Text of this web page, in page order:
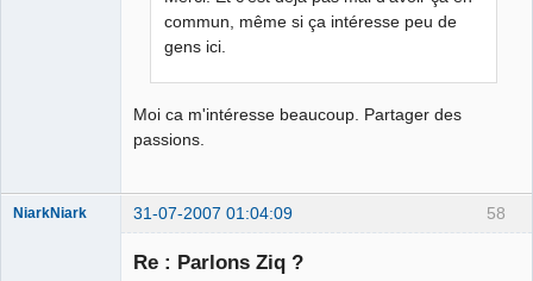
commun, même si ça intéresse peu de
gens ici.
Moi ca m'intéresse beaucoup. Partager des
passions.
58
NiarkNiark 31-07-2007 01:04:09
Re : Parlons Ziq ?